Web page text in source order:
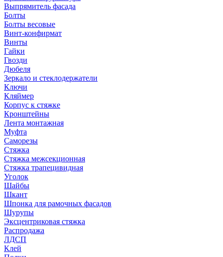
Выпрямитель фасада
Болты
Болты весовые
Винт-конфирмат
Винты
Гайки
Гвозди
Дюбеля
Зеркало и стеклодержатели
Ключи
Кляймер
Корпус к стяжке
Кронштейны
Лента монтажная
Муфта
Саморезы
Стяжка
Стяжка межсекционная
Стяжка трапецивидная
Уголок
Шайбы
Шкант
Шпонка для рамочных фасадов
Шурупы
Эксцентриковая стяжка
Распродажа
ЛДСП
Клей